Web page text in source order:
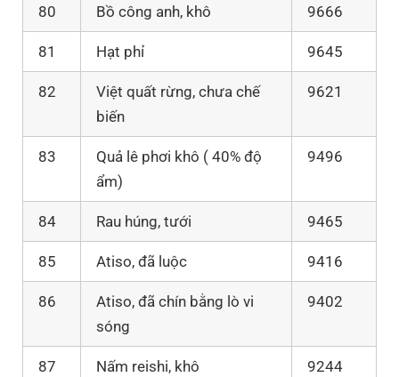
80 Bồ công anh, khô 9666
81 Hạt phỉ 9645
82
Việt quất rừng, chưa chế
biến
9621
83
Quả lê phơi khô ( 40% độ
ẩm)
9496
84 Rau húng, tưới 9465
85 Atiso, đã luộc 9416
86
Atiso, đã chín bằng lò vi
sóng
9402
87 Nấm reishi, khô 9244